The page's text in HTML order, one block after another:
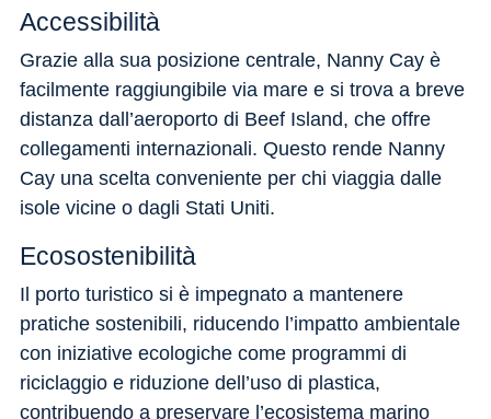
Accessibilità
Grazie alla sua posizione centrale, Nanny Cay è
facilmente raggiungibile via mare e si trova a breve
distanza dall’aeroporto di Beef Island, che offre
collegamenti internazionali. Questo rende Nanny
Cay una scelta conveniente per chi viaggia dalle
isole vicine o dagli Stati Uniti.
Ecosostenibilità
Il porto turistico si è impegnato a mantenere
pratiche sostenibili, riducendo l’impatto ambientale
con iniziative ecologiche come programmi di
riciclaggio e riduzione dell’uso di plastica,
contribuendo a preservare l’ecosistema marino